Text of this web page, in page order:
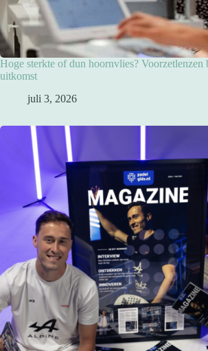
Hoge sterkte of dun hoornvlies? Voorzetlenzen
uitkomst
juli 3, 2026